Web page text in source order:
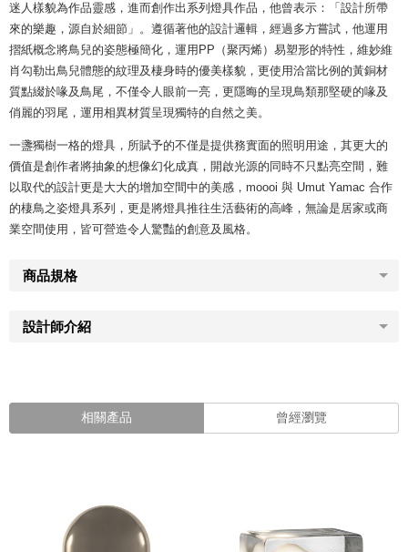
迷人樣貌為作品靈感，進而創作出系列燈具作品，他曾表示：「設計所帶
來的樂趣，源自於細節」。遵循著他的設計邏輯，經過多方嘗試，他運用
摺紙概念將鳥兒的姿態極簡化，運用PP（聚丙烯）易塑形的特性，維妙維
肖勾勒出鳥兒體態的紋理及棲身時的優美樣貌，更使用洽當比例的黃銅材
質點綴於喙及鳥尾，不僅令人眼前一亮，更隱晦的呈現鳥類那堅硬的喙及
俏麗的羽尾，運用相異材質呈現獨特的自然之美。
一盞獨樹一格的燈具，所賦予的不僅是提供務實面的照明用途，其更大的
價值是創作者將抽象的想像幻化成真，開啟光源的同時不只點亮空間，難
以取代的設計更是大大的增加空間中的美感，moooi 與 Umut Yamac 合作
的棲鳥之姿燈具系列，更是將燈具推往生活藝術的高峰，無論是居家或商
業空間使用，皆可營造令人驚豔的創意及風格。
商品規格
設計師介紹
相關產品 曾經瀏覽